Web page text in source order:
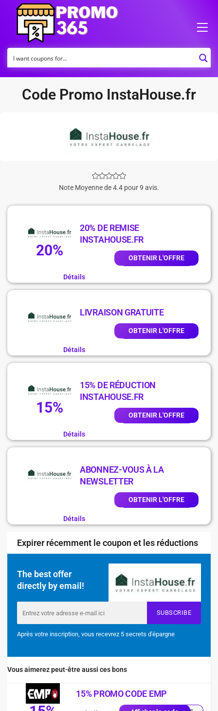
Code Promo InstaHouse.fr
Note Moyenne de 4.4 pour 9 avis.
20%
20% DE REMISE
INSTAHOUSE.FR
OBTENIR L'OFFRE
Détails
LIVRAISON GRATUITE
OBTENIR L'OFFRE
Détails
15%
15% DE RÉDUCTION
INSTAHOUSE.FR
OBTENIR L'OFFRE
Détails
ABONNEZ-VOUS À LA
NEWSLETTER
OBTENIR L'OFFRE
Détails
Expirer récemment le coupon et les réductions
The best offer
directly by email!
SUBSCRIBE
Après votre inscription, vous recevrez 5 secrets d'épargne
Vous aimerez peut-être aussi ces bons
15% PROMO CODE EMP